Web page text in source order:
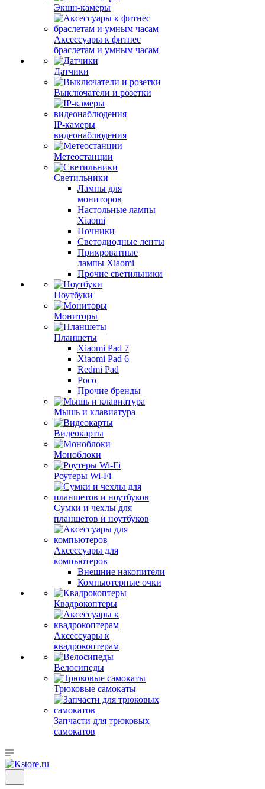
Экшн-камеры
Аксессуары к фитнес
браслетам и умным часам
Датчики
Выключатели и розетки
IP-камеры
видеонаблюдения
Метеостанции
Светильники
Лампы для
мониторов
Настольные лампы
Xiaomi
Ночники
Светодиодные ленты
Прикроватные
лампы Xiaomi
Прочие светильники
Ноутбуки
Мониторы
Планшеты
Xiaomi Pad 7
Xiaomi Pad 6
Redmi Pad
Poco
Прочие бренды
Мышь и клавиатура
Видеокарты
Моноблоки
Роутеры Wi-Fi
Сумки и чехлы для
планшетов и ноутбуков
Аксессуары для
компьютеров
Внешние накопители
Компьютерные очки
Квадрокоптеры
Аксессуары к
квадрокоптерам
Велосипеды
Трюковые самокаты
Запчасти для трюковых
самокатов